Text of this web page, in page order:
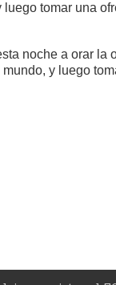
tomar una
noche a orar la
y luego